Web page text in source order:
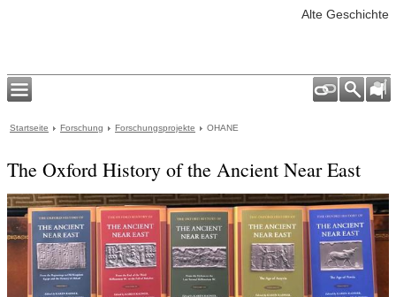
Alte Geschichte
Startseite Forschung Forschungsprojekte OHANE
The Oxford History of the Ancient Near East